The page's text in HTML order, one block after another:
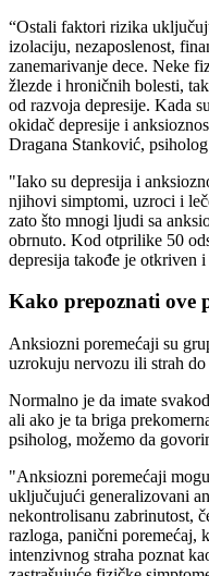
“Ostali faktori rizika
izolaciju, nezaposlenost,
zanemarivanje dece. Neke
žlezde i hroničnih bolesti,
od razvoja depresije. Kada
okidač depresije i
Dragana Stanković,
"Iako su depresija i
njihovi simptomi, uzroci i
zato što mnogi ljudi sa
obrnuto. Kod otprilike 50
depresija takođe je otkriven
Kako prepoznati ove
Anksiozni poremećaji su
uzrokuju nervozu ili strah do
Normalno je da imate
ali ako je ta briga
psiholog, možemo da
"Anksiozni poremećaji
uključujući generalizovani
nekontrolisanu zabrinutost,
razloga, panični poremećaj,
intenzivnog straha poznat